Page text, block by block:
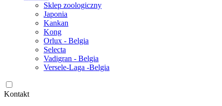
Sklep zoologiczny
Japonia
Kankan
Kong
Orlux - Belgia
Selecta
Vadigran - Belgia
Versele-Laga -Belgia
Kontakt